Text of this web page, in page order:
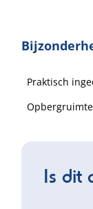
Praktisch
Opbergruimte
Is dit